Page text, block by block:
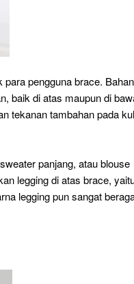
para pengguna brace.
baik di atas maupun di
tekanan tambahan pada
panjang, atau blouse
legging di atas brace,
legging pun sangat